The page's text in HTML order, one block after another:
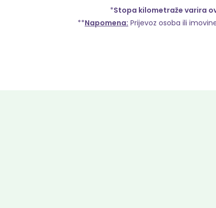
*Stopa kilometraže varira
**Napomena: Prijevoz osoba ili